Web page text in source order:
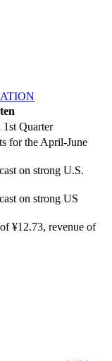
Quarter
for the April-June
on strong U.S.
on strong US
¥12.73, revenue of